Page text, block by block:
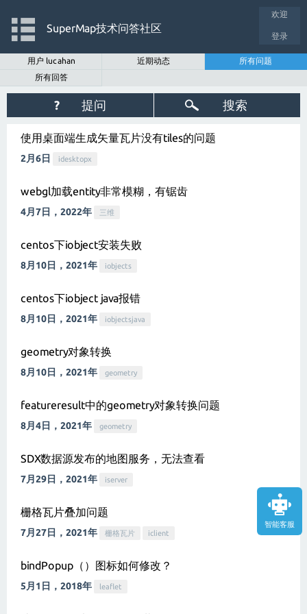
智能客服
欢迎
登录
SuperMap技术问答社区
用户 lucahan 近期动态
所有问题
所有回答
? 提问 搜索
使用桌面端生成矢量瓦片没有tiles的问题
2月6日 idesktopx
webgl加载entity非常模糊，有锯齿
4月7日，2022年 三维
centos下iobject安装失败
8月10日，2021年 iobjects
centos下iobject java报错
8月10日，2021年 iobjectsjava
geometry对象转换
8月10日，2021年 geometry
featureresult中的geometry对象转换问题
8月4日，2021年 geometry
SDX数据源发布的地图服务，无法查看
7月29日，2021年 iserver
栅格瓦片叠加问题
7月27日，2021年 栅格瓦片 iclient
bindPopup（）图标如何修改？
5月1日，2018年 leaflet